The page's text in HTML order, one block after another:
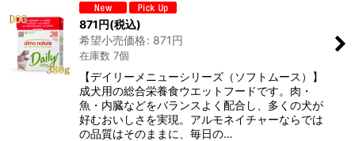
871円(税込)
希望小売価格: 871円
在庫数 7個
【デイリーメニューシリーズ（ソフトムース）】
成犬用の総合栄養食ウエットフードです。肉・
魚・内臓などをバランスよく配合し、多くの犬が
好むおいしさを実現。アルモネイチャーならでは
の品質はそのままに、毎日の…